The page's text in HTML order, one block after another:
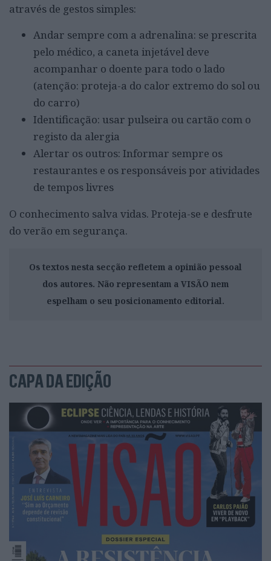
através de gestos simples:
Andar sempre com a adrenalina: se prescrita
pelo médico, a caneta injetável deve
acompanhar o doente para todo o lado
(atenção: proteja-a do calor extremo do sol ou
do carro)
Identificação: usar pulseira ou cartão com o
registo da alergia
Alertar os outros: Informar sempre os
restaurantes e os responsáveis por atividades
de tempos livres
O conhecimento salva vidas. Proteja-se e desfrute
do verão em segurança.
Os textos nesta secção refletem a opinião pessoal
dos autores. Não representam a VISÃO nem
espelham o seu posicionamento editorial.
CAPA DA EDIÇÃO